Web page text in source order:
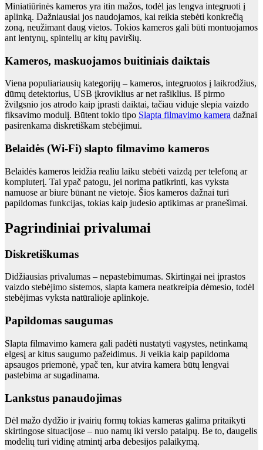
Miniatiūrinės kameros yra itin mažos, todėl jas lengva integruoti į
aplinką. Dažniausiai jos naudojamos, kai reikia stebėti konkrečią
zoną, neužimant daug vietos. Tokios kameros gali būti montuojamos
ant lentynų, spintelių ar kitų paviršių.
Kameros, maskuojamos buitiniais daiktais
Viena populiariausių kategorijų – kameros, integruotos į laikrodžius,
dūmų detektorius, USB įkroviklius ar net rašiklius. Iš pirmo
žvilgsnio jos atrodo kaip įprasti daiktai, tačiau viduje slepia vaizdo
fiksavimo modulį. Būtent tokio tipo Slapta filmavimo kamera dažnai
pasirenkama diskretiškam stebėjimui.
Belaidės (Wi-Fi) slapto filmavimo kameros
Belaidės kameros leidžia realiu laiku stebėti vaizdą per telefoną ar
kompiuterį. Tai ypač patogu, jei norima patikrinti, kas vyksta
namuose ar biure būnant ne vietoje. Šios kameros dažnai turi
papildomas funkcijas, tokias kaip judesio aptikimas ar pranešimai.
Pagrindiniai privalumai
Diskretiškumas
Didžiausias privalumas – nepastebimumas. Skirtingai nei įprastos
vaizdo stebėjimo sistemos, slapta kamera neatkreipia dėmesio, todėl
stebėjimas vyksta natūralioje aplinkoje.
Papildomas saugumas
Slapta filmavimo kamera gali padėti nustatyti vagystes, netinkamą
elgesį ar kitus saugumo pažeidimus. Ji veikia kaip papildoma
apsaugos priemonė, ypač ten, kur atvira kamera būtų lengvai
pastebima ar sugadinama.
Lankstus panaudojimas
Dėl mažo dydžio ir įvairių formų tokias kameras galima pritaikyti
skirtingose situacijose – nuo namų iki verslo patalpų. Be to, daugelis
modelių turi vidinę atmintį arba debesijos palaikymą.